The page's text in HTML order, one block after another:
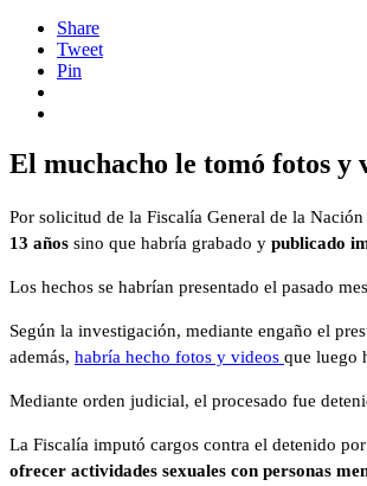
Share
Tweet
Pin
El muchacho le tomó fotos y
Por solicitud de la Fiscalía General de la
13 años sino que habría grabado y publicado
Los hechos se habrían presentado el pasado
Según la investigación, mediante engaño el
además, habría hecho fotos y videos que luego
Mediante orden judicial, el procesado fue
La Fiscalía imputó cargos contra el detenido
ofrecer actividades sexuales con personas